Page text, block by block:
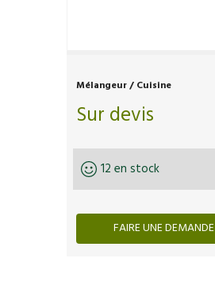
Mélangeur / Cuisine
Sur devis
12 en stock
FAIRE UNE DEMANDE